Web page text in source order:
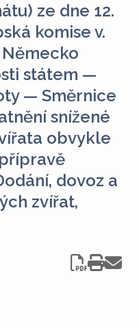
ze dne 12.
komise v.
státem —
— Směrnice
snížené
obvykle
dovoz a
zvířat,